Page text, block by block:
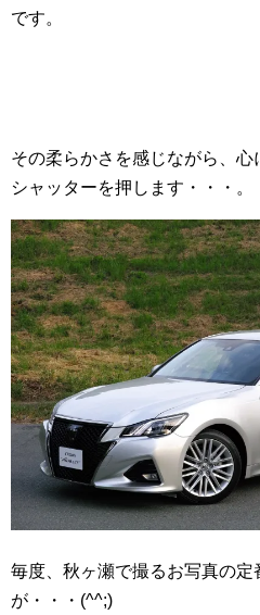
です。
その柔らかさを感じながら、
シャッターを押します・・・。
毎度、秋ヶ瀬で撮るお写真の定
が・・・(^^;)ゞ